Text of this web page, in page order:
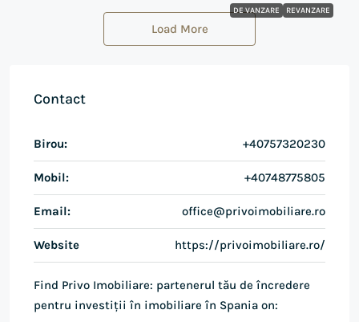
DE VANZARE REVANZARE
Load More
Contact
Birou: +40757320230
Mobil: +40748775805
Email: office@privoimobiliare.ro
Website https://privoimobiliare.ro/
Find Privo Imobiliare: partenerul tău de încredere
pentru investiții în imobiliare în Spania on: